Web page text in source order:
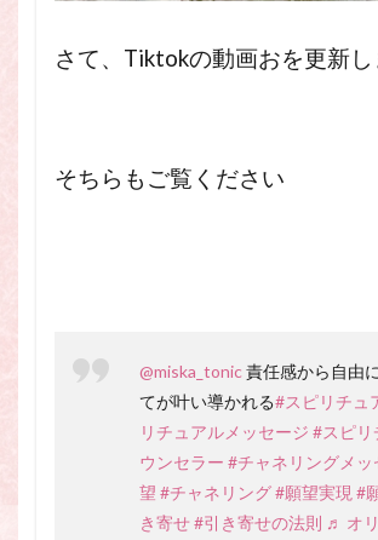
さて、Tiktokの動画おを更新し
そちらもご覧ください
@miska_tonic責任感から自由
てが叶い導かれる#スピリチュ
リチュアルメッセージ #スピリ
ウンセラー #チャネリングメッ
望 #チャネリング#願望実現 #
き寄せ#引き寄せの法則 ♬ オ
カウンセラー、占いカウンセリング、占いセ
ヒプノセラピー
則